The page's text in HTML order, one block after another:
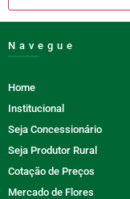
Navegue
Home
Institucional
Seja Concessionário
Seja Produtor Rural
Cotação de Preços
Mercado de Flores